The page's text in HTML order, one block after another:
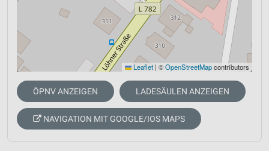
Leaflet | ©OpenStreetMapcontributors
ÖPNV ANZEIGEN LADESÄULEN ANZEIGEN
NAVIGATION MIT GOOGLE/IOS MAPS